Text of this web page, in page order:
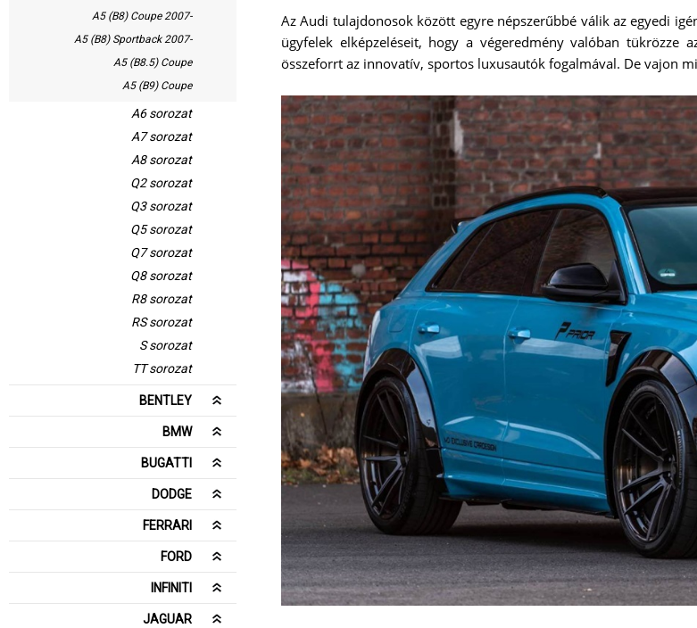
A5 (B8) Coupe 2007-
A5 (B8) Sportback 2007-
A5 (B8.5) Coupe
A5 (B9) Coupe
A6 sorozat
A7 sorozat
A8 sorozat
Q2 sorozat
Q3 sorozat
Q5 sorozat
Q7 sorozat
Q8 sorozat
R8 sorozat
RS sorozat
S sorozat
TT sorozat
BENTLEY
BMW
BUGATTI
DODGE
FERRARI
FORD
INFINITI
JAGUAR
Az Audi tulajdonosok között egyre népszerűbbé válik az egyedi
ügyfelek elképzeléseit, hogy a végeredmény valóban tükrözze
összeforrt az innovatív, sportos luxusautók fogalmával. De vajon